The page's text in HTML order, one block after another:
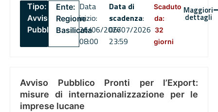
Tipo:
Avviso
Pubblico
Ente:
Regione
Basilicata
Data
inizio:
26/06/2026
08:00
Data di
scadenza:
06/07/2026
23:59
Scaduto
da:
32
giorni
Maggiori
dettagli
Avviso Pubblico Pronti per l’Export:
misure di internazionalizzazione per le
imprese lucane